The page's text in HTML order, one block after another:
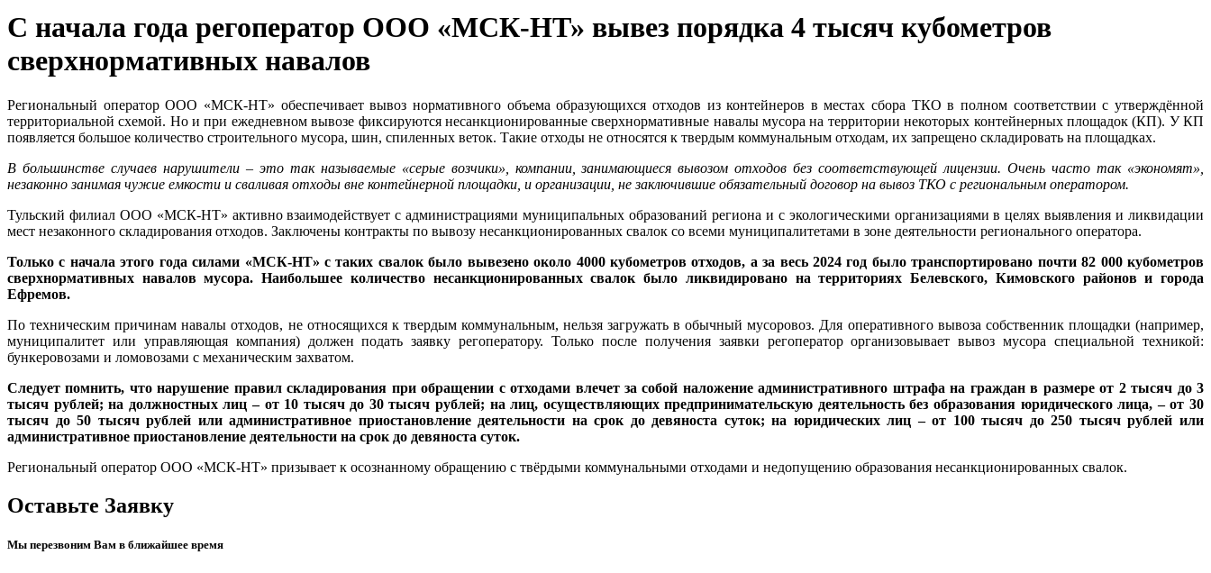
С начала года регоператор ООО «МСК-НТ» вывез порядка 4 тысяч кубометров
сверхнормативных навалов
Региональный оператор ООО «МСК-НТ» обеспечивает вывоз нормативного объема образующихся отходов из контейнеров в местах сбора ТКО в полном соответствии с утверждённой
территориальной схемой. Но и при ежедневном вывозе фиксируются несанкционированные сверхнормативные навалы мусора на территории некоторых контейнерных площадок (КП). У КП
появляется большое количество строительного мусора, шин, спиленных веток. Такие отходы не относятся к твердым коммунальным отходам, их запрещено складировать на площадках.
В большинстве случаев нарушители – это так называемые «серые возчики», компании, занимающиеся вывозом отходов без соответствующей лицензии. Очень часто так «экономят»,
незаконно занимая чужие емкости и сваливая отходы вне контейнерной площадки, и организации, не заключившие обязательный договор на вывоз ТКО с региональным оператором.
Тульский филиал ООО «МСК-НТ» активно взаимодействует с администрациями муниципальных образований региона и с экологическими организациями в целях выявления и ликвидации
мест незаконного складирования отходов. Заключены контракты по вывозу несанкционированных свалок со всеми муниципалитетами в зоне деятельности регионального оператора.
Только с начала этого года силами «МСК-НТ» с таких свалок было вывезено около 4000 кубометров отходов, а за весь 2024 год было транспортировано почти 82 000 кубометров
сверхнормативных навалов мусора. Наибольшее количество несанкционированных свалок было ликвидировано на территориях Белевского, Кимовского районов и города
Ефремов.
По техническим причинам навалы отходов, не относящихся к твердым коммунальным, нельзя загружать в обычный мусоровоз. Для оперативного вывоза собственник площадки (например,
муниципалитет или управляющая компания) должен подать заявку регоператору. Только после получения заявки регоператор организовывает вывоз мусора специальной техникой:
бункеровозами и ломовозами с механическим захватом.
Следует помнить, что нарушение правил складирования при обращении с отходами влечет за собой наложение административного штрафа на граждан в размере от 2 тысяч до 3
тысяч рублей; на должностных лиц – от 10 тысяч до 30 тысяч рублей; на лиц, осуществляющих предпринимательскую деятельность без образования юридического лица, – от 30
тысяч до 50 тысяч рублей или административное приостановление деятельности на срок до девяноста суток; на юридических лиц – от 100 тысяч до 250 тысяч рублей или
административное приостановление деятельности на срок до девяноста суток.
Региональный оператор ООО «МСК-НТ» призывает к осознанному обращению с твёрдыми коммунальными отходами и недопущению образования несанкционированных свалок.
Оставьте Заявку
Мы перезвоним Вам в ближайшее время